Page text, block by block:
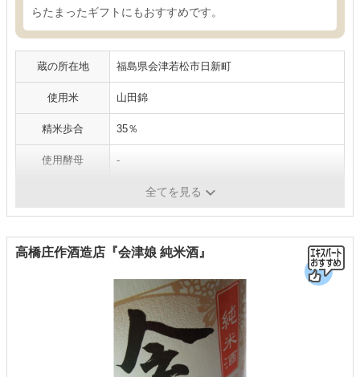
らたまったギフトにもおすすめです。
蔵の所在地 福島県会津若松市日新町
使用米 山田錦
精米歩合 35％
使用酵母 -
全てを見る
高橋庄作酒造店『会津娘 純米酒』